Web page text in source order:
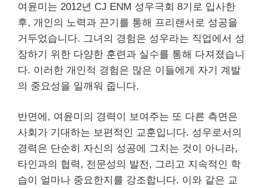
여윤미는 2012년 CJ ENM 성우극회 8기로 입사한
후, 개인의 노력과 끈기를 통해 프리랜서로 성공을
거두었습니다. 그녀의 경험은 성우라는 직업에서 성
장하기 위한 다양한 훈련과 실수를 통해 다져졌습니
다. 이러한 개인적 경험은 많은 이들에게 자기 계발
의 중요성을 일깨워 줍니다.
반면에, 여윤미의 경력이 보여주는 또 다른 측면은
사회가 기대하는 보편적인 교훈입니다. 성우로서의
경력은 단순히 자신의 성공에 그치는 것이 아니라,
타인과의 협력, 전문성의 발전, 그리고 지속적인 학
습이 얼마나 중요한지를 강조합니다. 이와 같은 교